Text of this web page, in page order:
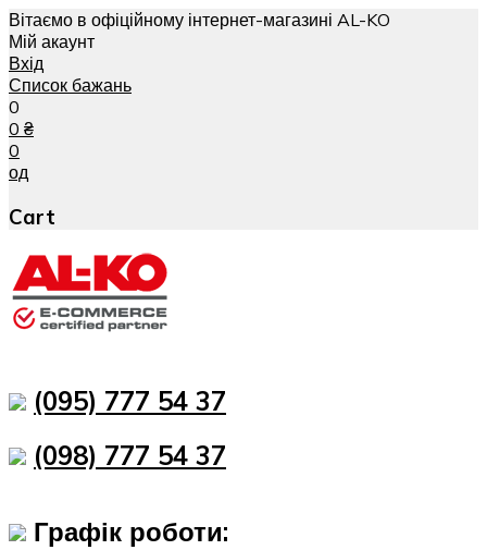
Вітаємо в офіційному інтернет-магазині AL-KO
Мій акаунт
Вхід
Список бажань
0
0 ₴
0
од
Cart
(095) 777 54 37
(098) 777 54 37
Графік роботи: